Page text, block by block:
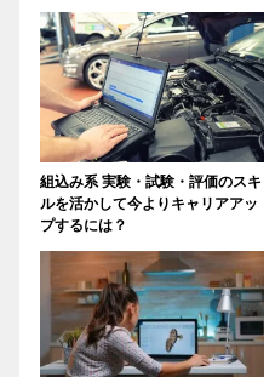
組込み系 実験・試験・評価のスキ
ルを活かして今よりキャリアアッ
プするには？